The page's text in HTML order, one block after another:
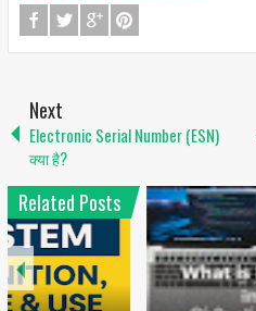
Next
Electronic Serial Number (ESN)
क्या है?
Related Posts 1